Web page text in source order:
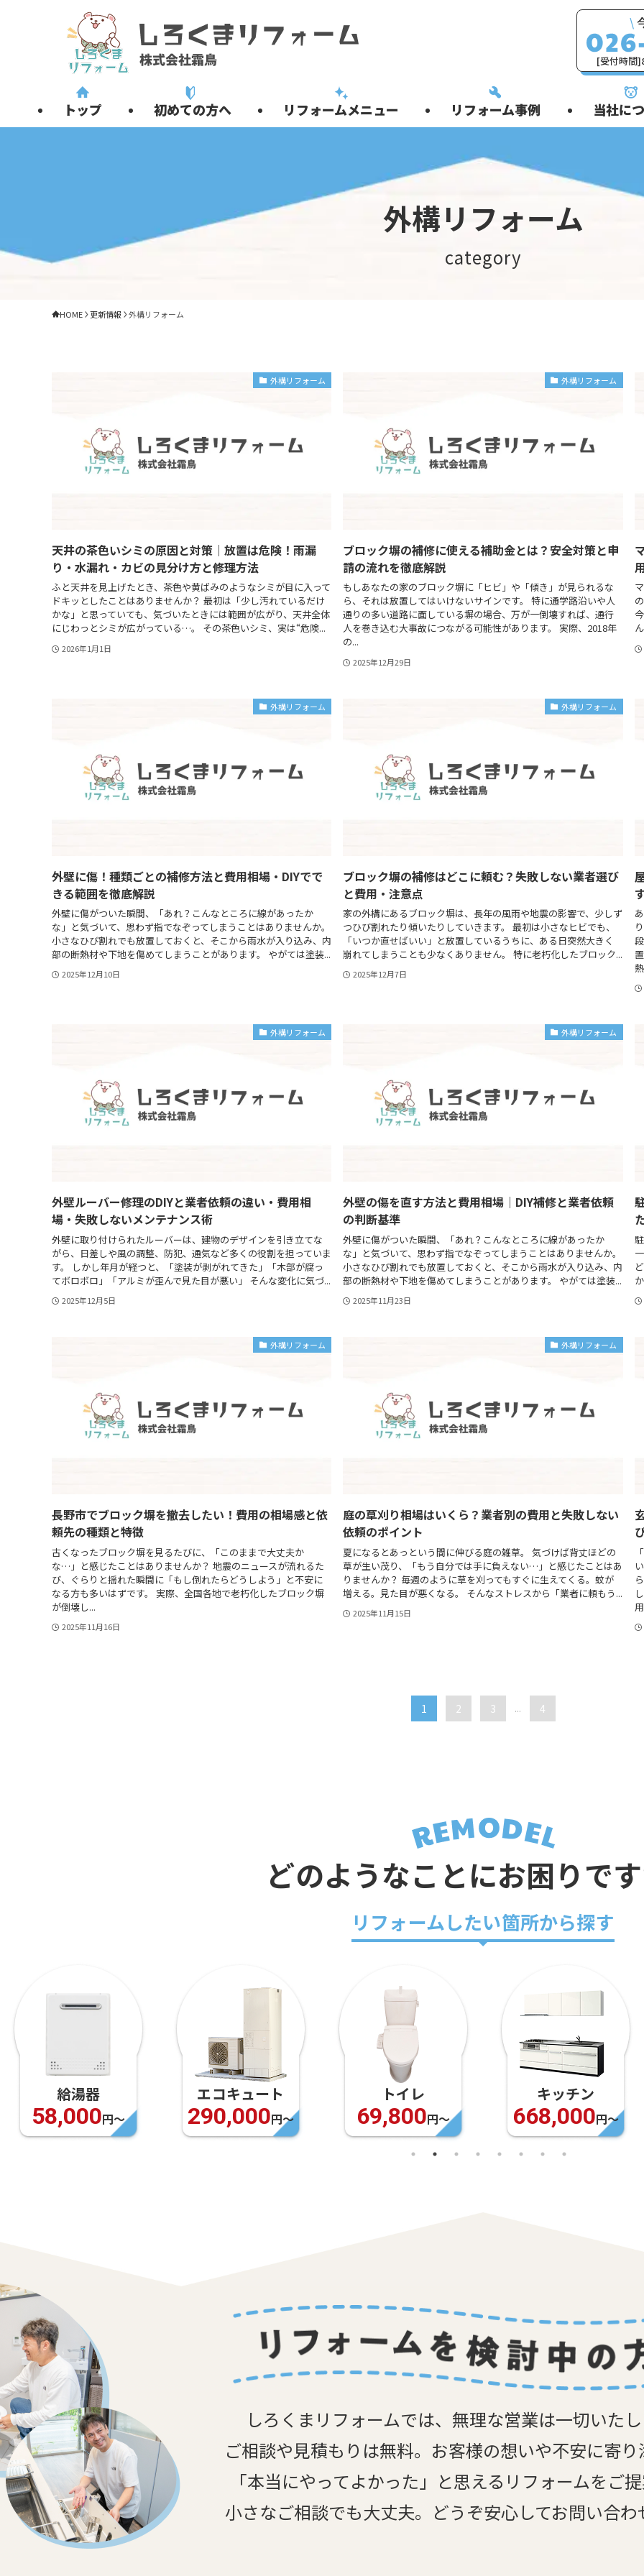
トップ 初めての方へ リフォームメニュー リフォーム事例 当社に
\
[受付時間
外構リフォーム
category
HOME 更新情報 外構リフォーム
外構リフォーム
天井の茶色いシミの原因と対策｜放置は危険！雨漏
り・水漏れ・カビの見分け方と修理方法
ふと天井を見上げたとき、茶色や黄ばみのようなシミが目に入って
ドキッとしたことはありませんか？ 最初は「少し汚れているだけ
かな」と思っていても、気づいたときには範囲が広がり、天井全体
にじわっとシミが広がっている…。 その茶色いシミ、実は“危険...
2026年1月1日
外構リフォーム
ブロック塀の補修に使える補助金とは？安全対策と申
請の流れを徹底解説
もしあなたの家のブロック塀に「ヒビ」や「傾き」が見られるな
ら、それは放置してはいけないサインです。 特に通学路沿いや人
通りの多い道路に面している塀の場合、万が一倒壊すれば、通行
人を巻き込む大事故につながる可能性があります。 実際、2018年
の...
2025年12月29日
外構リフォーム
外壁に傷！種類ごとの補修方法と費用相場・DIYでで
きる範囲を徹底解説
外壁に傷がついた瞬間、「あれ？こんなところに線があったか
な」と気づいて、思わず指でなぞってしまうことはありませんか。
小さなひび割れでも放置しておくと、そこから雨水が入り込み、内
部の断熱材や下地を傷めてしまうことがあります。 やがては塗装...
2025年12月10日
外構リフォーム
ブロック塀の補修はどこに頼む？失敗しない業者選び
と費用・注意点
家の外構にあるブロック塀は、長年の風雨や地震の影響で、少しず
つひび割れたり傾いたりしていきます。 最初は小さなヒビでも、
「いつか直せばいい」と放置しているうちに、ある日突然大きく
崩れてしまうことも少なくありません。 特に老朽化したブロック...
2025年12月7日
外構リフォーム
外壁ルーバー修理のDIYと業者依頼の違い・費用相
場・失敗しないメンテナンス術
外壁に取り付けられたルーバーは、建物のデザインを引き立てな
がら、日差しや風の調整、防犯、通気など多くの役割を担っていま
す。 しかし年月が経つと、「塗装が剥がれてきた」「木部が腐っ
てボロボロ」「アルミが歪んで見た目が悪い」 そんな変化に気づ...
2025年12月5日
外構リフォーム
外壁の傷を直す方法と費用相場｜DIY補修と業者依頼
の判断基準
外壁に傷がついた瞬間、「あれ？こんなところに線があったか
な」と気づいて、思わず指でなぞってしまうことはありませんか。
小さなひび割れでも放置しておくと、そこから雨水が入り込み、内
部の断熱材や下地を傷めてしまうことがあります。 やがては塗装...
2025年11月23日
外構リフォーム
長野市でブロック塀を撤去したい！費用の相場感と依
頼先の種類と特徴
古くなったブロック塀を見るたびに、「このままで大丈夫か
な…」と感じたことはありませんか？ 地震のニュースが流れるた
び、ぐらりと揺れた瞬間に「もし倒れたらどうしよう」と不安に
なる方も多いはずです。 実際、全国各地で老朽化したブロック塀
が倒壊し...
2025年11月16日
外構リフォーム
庭の草刈り相場はいくら？業者別の費用と失敗しない
依頼のポイント
夏になるとあっという間に伸びる庭の雑草。 気づけば背丈ほどの
草が生い茂り、「もう自分では手に負えない…」と感じたことはあ
りませんか？ 毎週のように草を刈ってもすぐに生えてくる。蚊が
増える。見た目が悪くなる。 そんなストレスから「業者に頼もう...
2025年11月15日
1 2 3 ... 4
どのようなことにお困りで
リフォームしたい箇所から探す
エコキュート
290,000円〜
トイレ
69,800円〜
キッチン
668,000円〜
お風呂
948,000円〜
しろくまリフォームでは、無理な営業は一切いた
ご相談や見積もりは無料。お客様の想いや不安に寄り
「本当にやってよかった」と思えるリフォームをご
小さなご相談でも大丈夫。どうぞ安心してお問い合わ